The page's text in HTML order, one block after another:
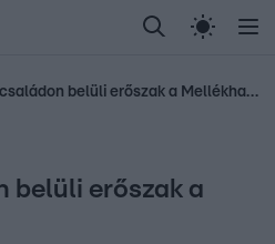
Randi Celeb vagyok,
Most Wanted Gallusz
Brutális családon belüli erőszak a Mellékhatásban
belüli erőszak a